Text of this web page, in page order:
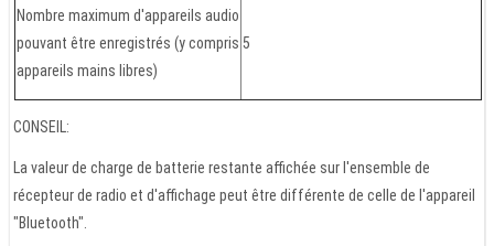
Nombre maximum d'appareils audio
pouvant être enregistrés (y compris
appareils mains libres)
5
CONSEIL:
La valeur de charge de batterie restante affichée sur l'ensemble de
récepteur de radio et d'affichage peut être différente de celle de l'appareil
"Bluetooth".